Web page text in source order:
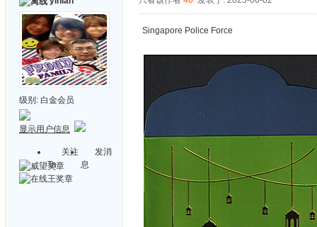
级别: 白金会员
显示用户信息
关注
Ta
发消
息
Singapore Police Force